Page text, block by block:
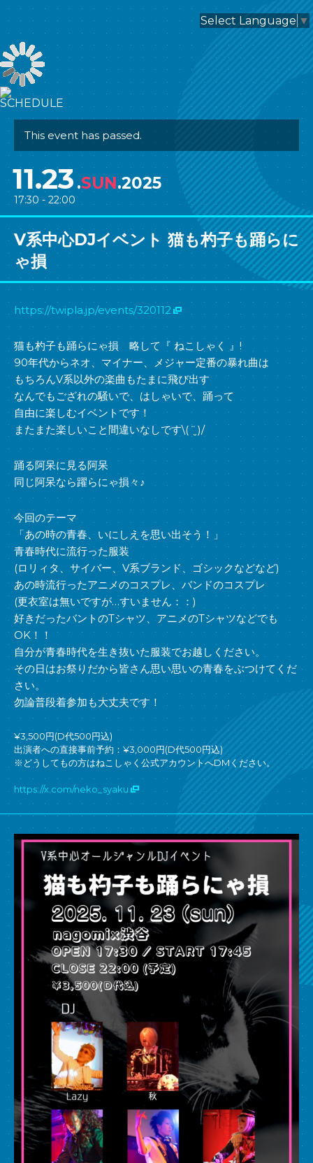
nagomix
Select Language ▼
SCHEDULE
This event has passed.
11.23 .SUN.2025
17:30 - 22:00
V系中心DJイベント 猫も杓子も踊らに
ゃ損
https://twipla.jp/events/320112
猫も杓子も踊らにゃ損 略して『 ねこしゃく 』!
90年代からネオ、マイナー、メジャー定番の暴れ曲は
もちろんV系以外の楽曲もたまに飛び出す
なんでもござれの騒いで、はしゃいで、踊って
自由に楽しむイベントです！
またまた楽しいこと間違いなしです\( ¨̮ )/
踊る阿呆に見る阿呆
同じ阿呆なら躍らにゃ損々♪
今回のテーマ
「あの時の青春、いにしえを思い出そう！」
青春時代に流行った服装
(ロリィタ、サイバー、V系ブランド、ゴシックなどなど)
あの時流行ったアニメのコスプレ、バンドのコスプレ
(更衣室は無いですが…すいません：：)
好きだったバントのTシャツ、アニメのTシャツなどでも
OK！！
自分が青春時代を生き抜いた服装でお越しください。
その日はお祭りだから皆さん思い思いの青春をぶつけてくだ
さい。
勿論普段着参加も大丈夫です！
¥3,500円(D代500円込)
出演者への直接事前予約：¥3,000円(D代500円込)
※どうしてもの方はねこしゃく公式アカウントへDMください。
https://x.com/neko_syaku